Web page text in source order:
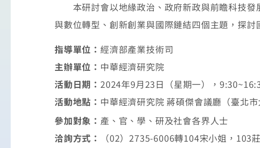
本研討會以地緣政治、政府新政與前瞻科技發
與數位轉型、創新創業與國際鏈結四個主題，探
指導單位： 經濟部產業技術司
主辦單位： 中華經濟研究院
活動日期： 2024年9月23日（星期一），
活動地點： 中華經濟研究院 蔣碩傑會議廳 （臺北
參加對象： 產、官、學、研及社會各界人士
洽詢方式：
（02） 2735-6006轉104宋小姐， 103